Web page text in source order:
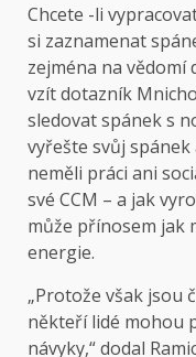
Chcete -li
si zaznamenat
zejména na
vzít dotazník
sledovat spánek s
vyřešte svůj
neměli práci ani
své CCM – a jak
může přínosem jak
energie.
„Protože však jsou
někteří lidé mohou
návyky,“ dodal